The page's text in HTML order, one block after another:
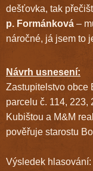
dešťovka, tak
p. Formánková –
náročné, já jsem to
Návrh usnesení:
Zastupitelstvo obce
parcelu č. 114, 223,
Kubištou a M&M
pověřuje starostu
Výsledek